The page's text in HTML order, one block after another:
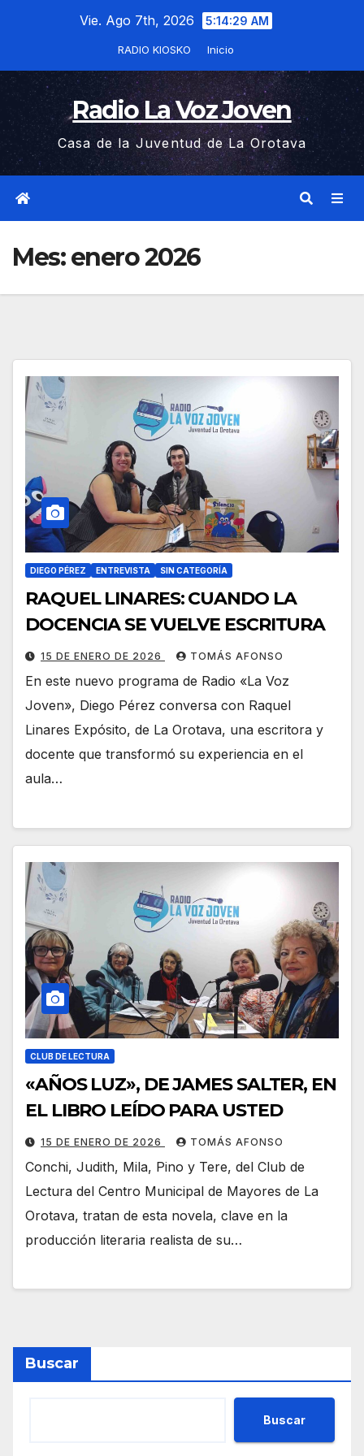
Vie. Ago 7th, 2026 5:14:29 AM
RADIO KIOSKO Inicio
Radio La Voz Joven
Casa de la Juventud de La Orotava
Mes:enero 2026
DIEGO PÉREZ ENTREVISTA SIN CATEGORÍA
RAQUEL LINARES: CUANDO LA
DOCENCIA SE VUELVE ESCRITURA
15 DE ENERO DE 2026 TOMÁS AFONSO
En este nuevo programa de Radio «La Voz
Joven», Diego Pérez conversa con Raquel
Linares Expósito, de La Orotava, una escritora y
docente que transformó su experiencia en el
aula…
CLUB DE LECTURA
«AÑOS LUZ», DE JAMES SALTER, EN
EL LIBRO LEÍDO PARA USTED
15 DE ENERO DE 2026 TOMÁS AFONSO
Conchi, Judith, Mila, Pino y Tere, del Club de
Lectura del Centro Municipal de Mayores de La
Orotava, tratan de esta novela, clave en la
producción literaria realista de su…
Buscar
Buscar